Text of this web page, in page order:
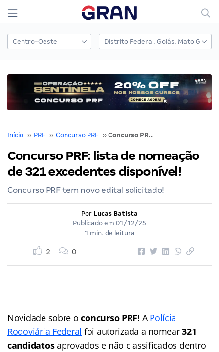
Início ›› PRF ›› Concurso PRF ›› Concurso PRF: lista de nomeação de 321 excedentes disponível!
Concurso PRF: lista de nomeação
de 321 excedentes disponível!
Concurso PRF tem novo edital solicitado!
Por Lucas Batista
Publicado em 01/12/25
1 min. de leitura
2 0
Novidade sobre oconcurso PRF! APolícia
Rodoviária Federal foi autorizada a nomear321
candidatosaprovados e não classificados dentro